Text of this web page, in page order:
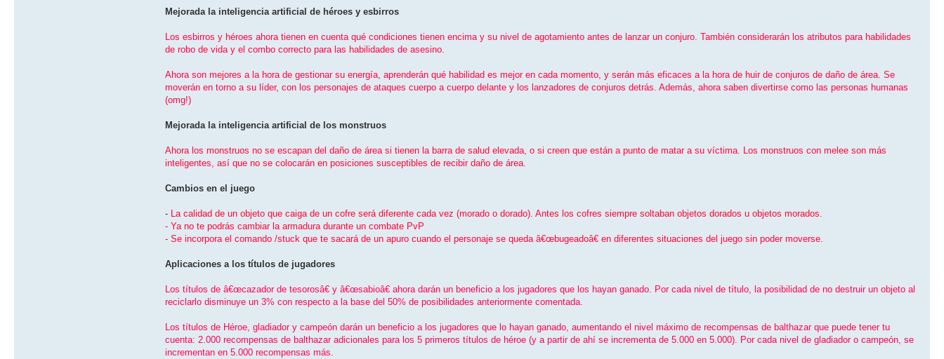
Mejorada la inteligencia artificial de héroes y esbirros
Los esbirros y héroes ahora tienen en cuenta qué condiciones tienen encima y su nivel de agotamiento antes de lanzar un conjuro. También considerarán los atributos para habilidades
de robo de vida y el combo correcto para las habilidades de asesino.
Ahora son mejores a la hora de gestionar su energí­a, aprenderán qué habilidad es mejor en cada momento, y serán más eficaces a la hora de huir de conjuros de daño de área. Se
moverán en torno a su lí­der, con los personajes de ataques cuerpo a cuerpo delante y los lanzadores de conjuros detrás. Además, ahora saben divertirse como las personas humanas
(omg!)
Mejorada la inteligencia artificial de los monstruos
Ahora los monstruos no se escapan del daño de área si tienen la barra de salud elevada, o si creen que están a punto de matar a su ví­ctima. Los monstruos con melee son más
inteligentes, así­ que no se colocarán en posiciones susceptibles de recibir daño de área.
Cambios en el juego
- La calidad de un objeto que caiga de un cofre será diferente cada vez (morado o dorado). Antes los cofres siempre soltaban objetos dorados u objetos morados.
- Ya no te podrás cambiar la armadura durante un combate PvP
- Se incorpora el comando /stuck que te sacará de un apuro cuando el personaje se queda â€œbugeadoâ€ en diferentes situaciones del juego sin poder moverse.
Aplicaciones a los tí­tulos de jugadores
Los tí­tulos de â€œcazador de tesorosâ€ y â€œsabioâ€ ahora darán un beneficio a los jugadores que los hayan ganado. Por cada nivel de tí­tulo, la posibilidad de no destruir un objeto al
reciclarlo disminuye un 3% con respecto a la base del 50% de posibilidades anteriormente comentada.
Los tí­tulos de Héroe, gladiador y campeón darán un beneficio a los jugadores que lo hayan ganado, aumentando el nivel máximo de recompensas de balthazar que puede tener tu
cuenta: 2.000 recompensas de balthazar adicionales para los 5 primeros tí­tulos de héroe (y a partir de ahí­ se incrementa de 5.000 en 5.000). Por cada nivel de gladiador o campeón, se
incrementan en 5.000 recompensas más.